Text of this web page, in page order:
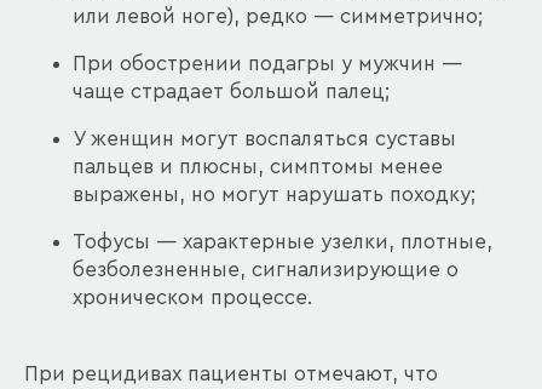
или левой ноге), редко — симметрично;
При обострении подагры у мужчин —
чаще страдает большой палец;
У женщин могут воспаляться суставы
пальцев и плюсны, симптомы менее
выражены, но могут нарушать походку;
Тофусы — характерные узелки, плотные,
безболезненные, сигнализирующие о
хроническом процессе.
При рецидивах пациенты отмечают, что